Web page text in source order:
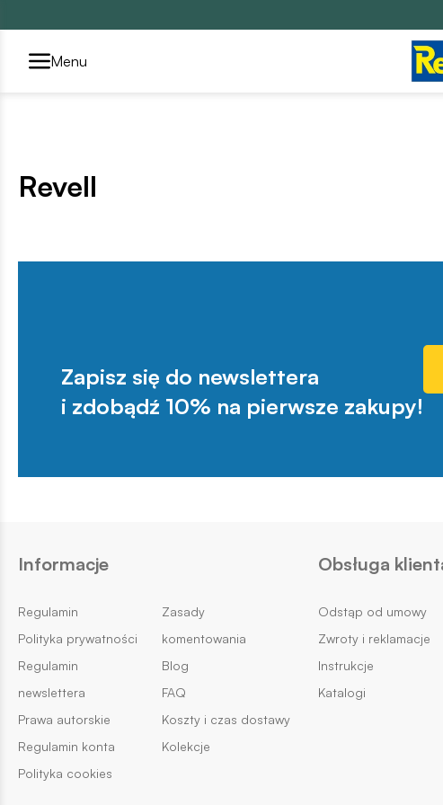
Przełącznik segmentów2
Menu
Revell
Zapisz się do newslettera
i zdobądź 10% na pierwsze zakupy!
Informacje
Regulamin
Polityka prywatności
Regulamin
newslettera
Prawa autorskie
Regulamin konta
Polityka cookies
Zasady
komentowania
Blog
FAQ
Koszty i czas dostawy
Kolekcje
Obsługa
Odstąp od umowy
Zwroty i reklamacje
Instrukcje
Katalogi